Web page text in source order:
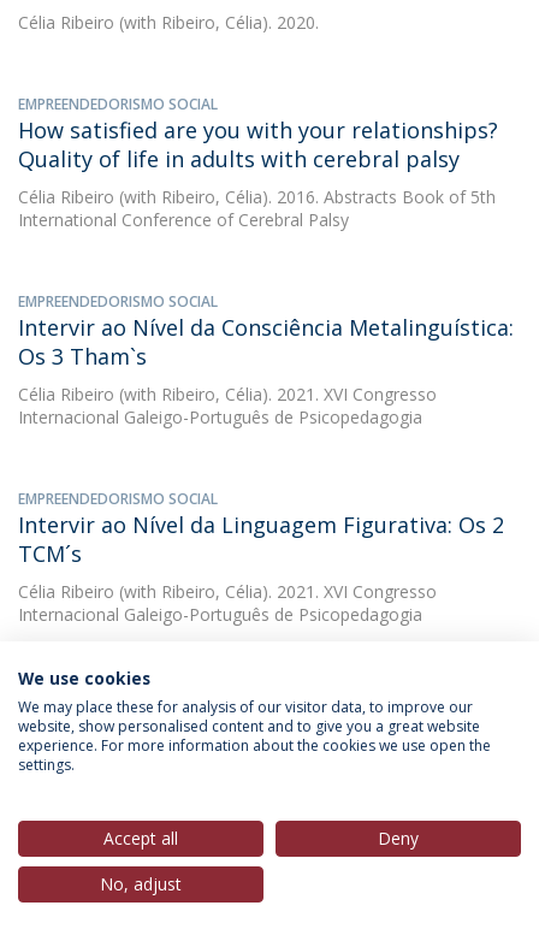
Célia Ribeiro (with Ribeiro, Célia). 2020.
EMPREENDEDORISMO SOCIAL
How satisfied are you with your relationships?
Quality of life in adults with cerebral palsy
Célia Ribeiro (with Ribeiro, Célia). 2016. Abstracts Book of 5th
International Conference of Cerebral Palsy
EMPREENDEDORISMO SOCIAL
Intervir ao Nível da Consciência Metalinguística:
Os 3 Tham`s
Célia Ribeiro (with Ribeiro, Célia). 2021. XVI Congresso
Internacional Galeigo-Português de Psicopedagogia
EMPREENDEDORISMO SOCIAL
Intervir ao Nível da Linguagem Figurativa: Os 2
TCM´s
Célia Ribeiro (with Ribeiro, Célia). 2021. XVI Congresso
Internacional Galeigo-Português de Psicopedagogia
EMPREENDEDORISMO SOCIAL
Liderança dos coordenadores de departamento
: estudo realizado num agrupamento da zona
centro do país
Célia Ribeiro(with Pereira, Luís Manuel de Almeida). 2012.
DOWNLOAD AND MORE DETAILS
We use cookies
We may place these for analysis of our visitor data, to improve our
website, show personalised content and to give you a great website
experience. For more information about the cookies we use open the
settings.
Accept all
Deny
No, adjust